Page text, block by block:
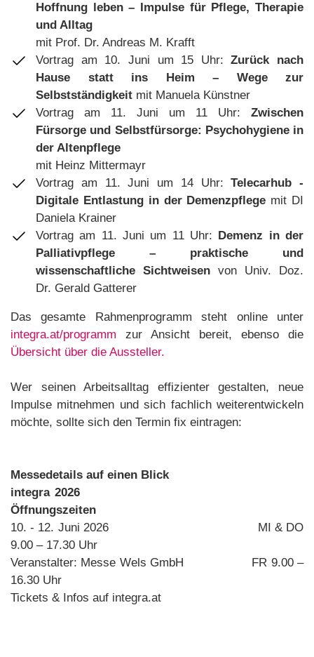
Hoffnung leben – Impulse für Pflege, Therapie
und Alltag
mit Prof. Dr. Andreas M. Krafft
Vortrag am 10. Juni um 15 Uhr:Zurück nach
Hause statt ins Heim – Wege zur
Selbstständigkeit mit Manuela Künstner
Vortrag am 11. Juni um 11 Uhr: Zwischen
Fürsorge und Selbstfürsorge: Psychohygiene in
der Altenpflege
mit Heinz Mittermayr
Vortrag am 11. Juni um 14 Uhr:Telecarhub -
Digitale Entlastung in der Demenzpflege mit DI
Daniela Krainer
Vortrag am 11. Juni um 11 Uhr:
Demenz in der
Palliativpflege – praktische und
wissenschaftliche Sichtweisen von Univ. Doz.
Dr. Gerald Gatterer
Das gesamte Rahmenprogramm steht online unter
integra.at/programm zur Ansicht bereit, ebenso die
Übersicht über die Aussteller.
Wer seinen Arbeitsalltag effizienter gestalten, neue
Impulse mitnehmen und sich fachlich weiterentwickeln
möchte, sollte sich den Termin fix eintragen:
Messedetails auf einen Blick
integra 2026
Öffnungszeiten
10. - 12. Juni 2026
MI & DO
9.00 – 17.30 Uhr
Veranstalter: Messe Wels GmbH FR 9.00 –
16.30 Uhr
Tickets & Infos auf integra.at